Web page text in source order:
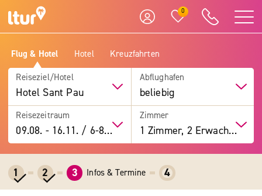
0
Flug & Hotel Hotel Kreuzfahrten
Reiseziel/Hotel
Hotel Sant Pau
Abflughafen
beliebig
Reisezeitraum
09.08. -16.11. / 6-8 Tage
Zimmer
1 Zimmer, 2 Erwachsene
1 2 3 Infos & Termine 4